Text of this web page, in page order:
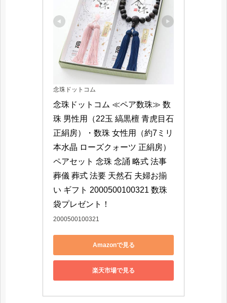
念珠ドットコム
念珠ドットコム ≪ペア数珠≫ 数
珠 男性用（22玉 縞黒檀 青虎目石
正絹房）・数珠 女性用（約7ミリ
本水晶 ローズクォーツ 正絹房）
ペアセット 念珠 念誦 略式 法事
葬儀 葬式 法要 天然石 夫婦お揃
い ギフト 2000500100321 数珠
袋プレゼント！
2000500100321
Amazonで見る
楽天市場で見る